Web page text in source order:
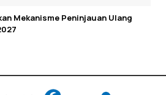
Mekanisme Peninjauan Ulang